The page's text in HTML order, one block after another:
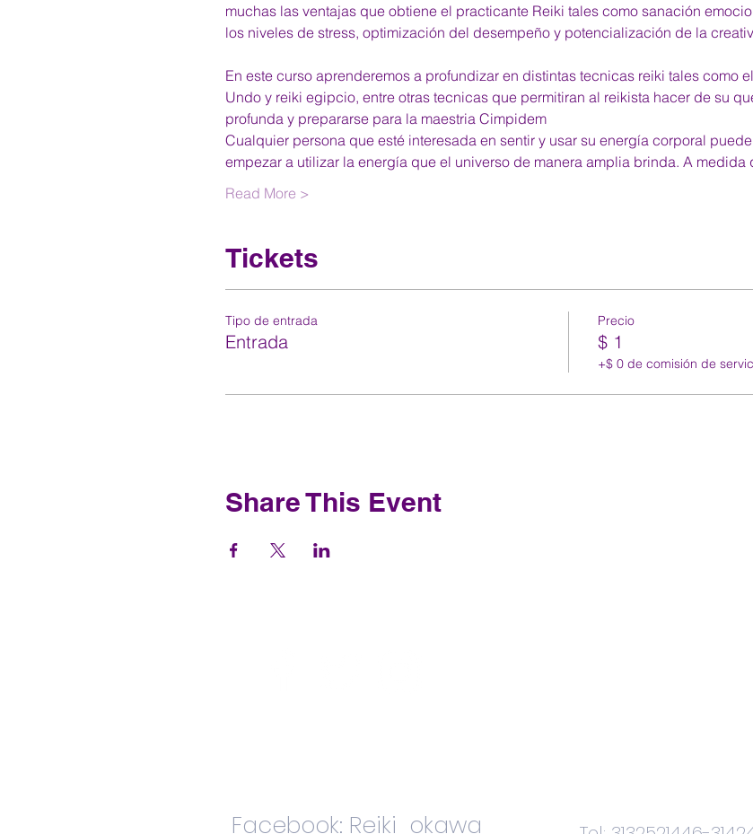
muchas las ventajas que obtiene el practicante Reiki tales como sanación
los niveles de stress, optimización del desempeño y potencialización de la
En este curso aprenderemos a profundizar en distintas tecnicas reiki tales como
Undo y reiki egipcio, entre otras tecnicas que permitiran al reikista hacer de su
profunda y prepararse para la maestria Cimpidem
Cualquier persona que esté interesada en sentir y usar su energía corporal
empezar a utilizar la energía que el universo de manera amplia brinda. A
Read More >
Tickets
Tipo de entrada
Entrada
Precio
$ 1
+$ 0 de comisión de
Share This Event
Facebook: Reiki_okawa